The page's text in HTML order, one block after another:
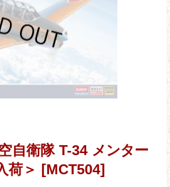
自衛隊 T-34 メンター
荷＞ [MCT504]